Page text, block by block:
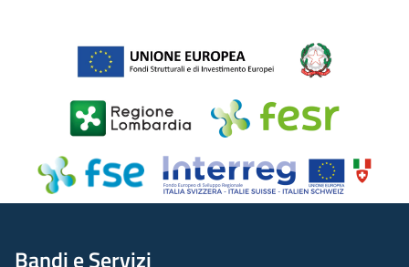
Bandi e Servizi